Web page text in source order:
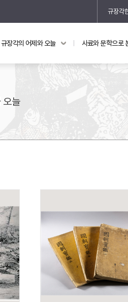
규장각
의궤와 지리지
규장각의 어제와 오늘 사료와 문학으로
오늘